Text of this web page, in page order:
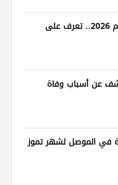
من ودية الأربعاء إلى كأس العالم 2026.. تعرف على
عن أسباب وفاة
في الموصل لشهر تموز